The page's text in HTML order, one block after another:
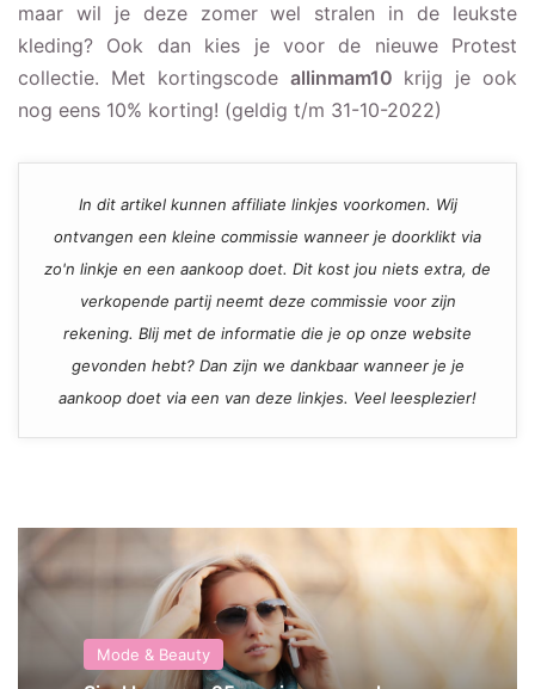
maar wil je deze zomer wel stralen in de leukste
kleding? Ook dan kies je voor de nieuwe Protest
collectie. Met kortingscode allinmam10 krijg je ook
nog eens 10% korting! (geldig t/m 31-10-2022)
In dit artikel kunnen affiliate linkjes voorkomen. Wij
ontvangen een kleine commissie wanneer je doorklikt via
zo'n linkje en een aankoop doet. Dit kost jou niets extra, de
verkopende partij neemt deze commissie voor zijn
rekening. Blij met de informatie die je op onze website
gevonden hebt? Dan zijn we dankbaar wanneer je je
aankoop doet via een van deze linkjes. Veel leesplezier!
Mode & Beauty